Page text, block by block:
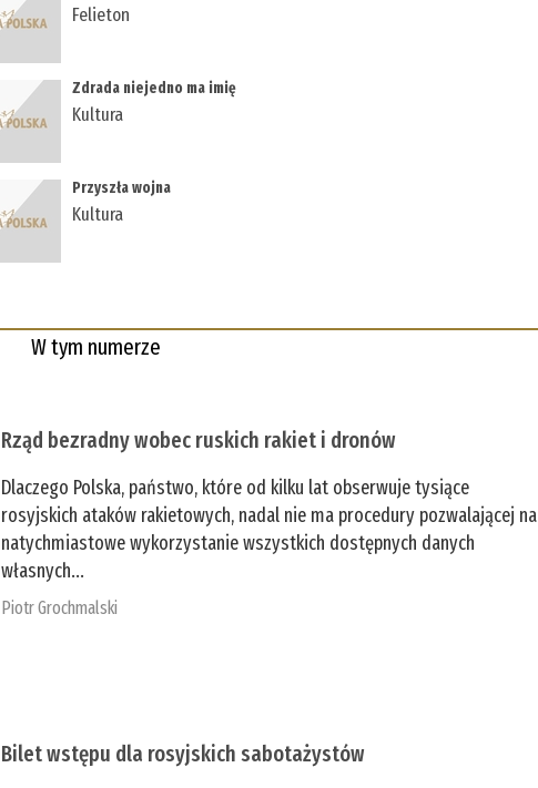
Felieton
Zdrada niejedno ma imię
Kultura
Przyszła wojna
Kultura
W tym numerze
Rząd bezradny wobec ruskich rakiet i dronów
Dlaczego Polska, państwo, które od kilku lat obserwuje tysiące
rosyjskich ataków rakietowych, nadal nie ma procedury pozwalającej na
natychmiastowe wykorzystanie wszystkich dostępnych danych
własnych...
Piotr Grochmalski
Bilet wstępu dla rosyjskich sabotażystów